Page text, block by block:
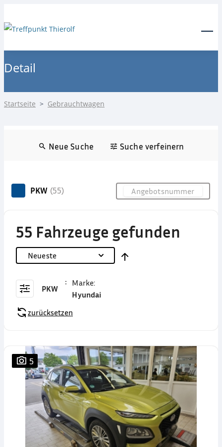
Detail
Startseite > Gebrauchtwagen
Neue Suche Suche verfeinern
PKW (55)
55 Fahrzeuge gefunden
Neueste
PKW
Marke:
Hyundai
zurücksetzen
5